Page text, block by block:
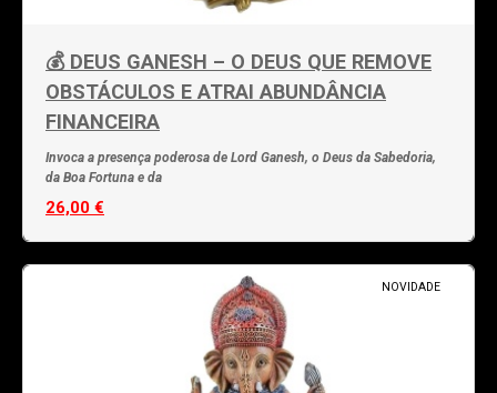
💰 DEUS GANESH – O DEUS QUE REMOVE
OBSTÁCULOS E ATRAI ABUNDÂNCIA
FINANCEIRA
Invoca a presença poderosa de Lord Ganesh, o Deus da Sabedoria,
da Boa Fortuna e da
26,00 €
NOVIDADE